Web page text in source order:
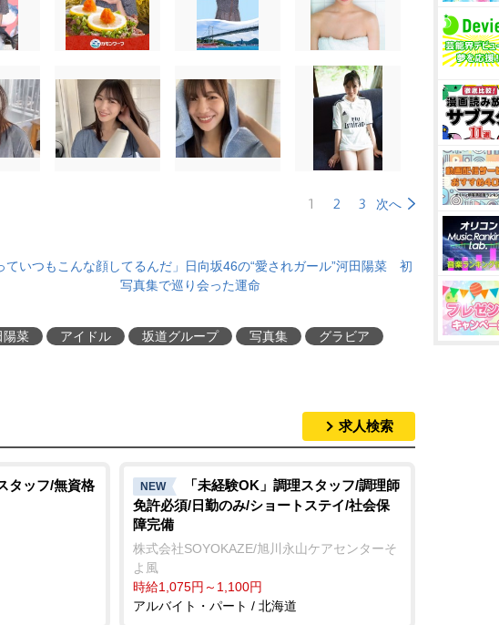
1 2 3 次へ
ていつもこんな顔してるんだ」日向坂46の“愛されガール”河田陽菜 初
写真集で巡り会った運命
陽菜 アイドル 坂道グループ 写真集 グラビア
求人検索
タッフ/無資格
NEW
「未経験OK」調理スタッフ/調理師
免許必須/日勤のみ/ショートステイ/社会保
障完備
株式会社SOYOKAZE/旭川永山ケアセンターそ
よ風
時給1,075円～1,100円
アルバイト・パート / 北海道